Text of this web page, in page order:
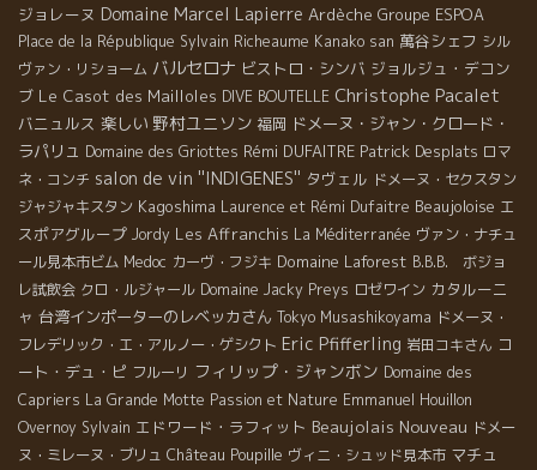
ジョレーヌ Domaine Marcel Lapierre Ardèche Groupe ESPOA
Place de la République Sylvain Richeaume Kanako san 萬谷シェフ シル
ヴァン・リショーム バルセロナ ビストロ・シンバ ジョルジュ・デコン
ブ Le Casot des Mailloles DIVE BOUTELLE Christophe Pacalet
バニュルス 楽しい 野村ユニソン 福岡 ドメーヌ・ジャン・クロード・
ラパリュ Domaine des Griottes Rémi DUFAITRE Patrick Desplats ロマ
ネ・コンチ salon de vin ''INDIGENES'' タヴェル ドメーヌ・セクスタン
ジャジャキスタン Kagoshima Laurence et Rémi Dufaitre Beaujoloise エ
スポアグループ Jordy Les Affranchis La Méditerranée ヴァン・ナチュ
ール見本市ビム Medoc カーヴ・フジキ Domaine Laforest B.B.B. ボジョ
レ試飲会 クロ・ルジャール Domaine Jacky Preys ロゼワイン カタルーニ
ャ 台湾インポーターのレベッカさん Tokyo Musashikoyama ドメーヌ・
フレデリック・エ・アルノー・ゲシクト Eric Pfifferling 岩田コキさん コ
ート・デュ・ピ フルーリ フィリップ・ジャンボン Domaine des
Capriers La Grande Motte Passion et Nature Emmanuel Houillon
Overnoy Sylvain エドワード・ラフィット Beaujolais Nouveau ドメー
ヌ・ミレーヌ・ブリュ Château Poupille ヴィニ・シュッド見本市 マチュ